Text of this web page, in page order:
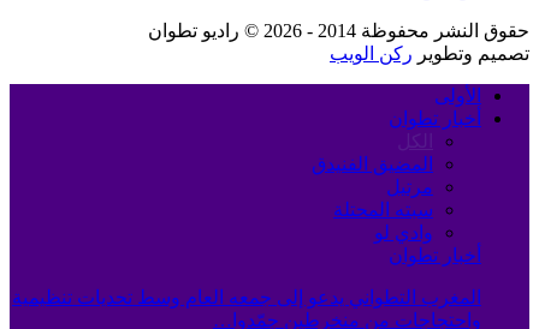
حقوق النشر محفوظة 2014 - 2026 © راديو تطوان
تصميم وتطوير ركن الويب
الأولى
أخبار تطوان
الكل
المضيق الفنيدق
مرتيل
سبته المحتلة
وادي لو
أخبار تطوان
المغرب التطواني يدعو إلى جمعه العام وسط تحديات تنظيمية
واحتجاجات من منخرطين جمّدوا…